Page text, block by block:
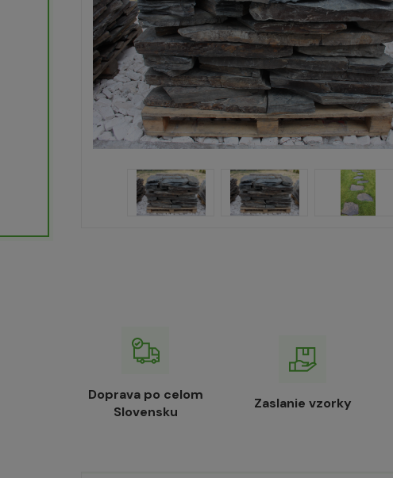
Doprava po celom
Slovensku
Zaslanie vzorky